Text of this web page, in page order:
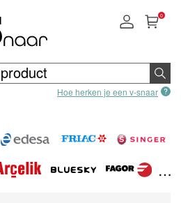
Hoe herken je een v-snaar
0